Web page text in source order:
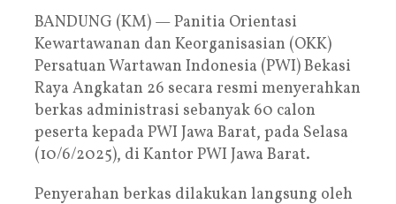
BANDUNG (KM) — Panitia Orientasi
Kewartawanan dan Keorganisasian (OKK)
Persatuan Wartawan Indonesia (PWI) Bekasi
Raya Angkatan 26 secara resmi menyerahkan
berkas administrasi sebanyak 60 calon
peserta kepada PWI Jawa Barat, pada Selasa
(10/6/2025), di Kantor PWI Jawa Barat.
Penyerahan berkas dilakukan langsung oleh